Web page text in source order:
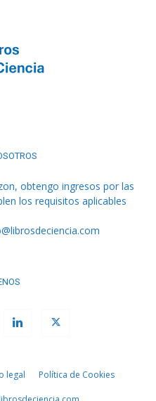
obtengo ingresos por las
los requisitos aplicables
legal Política de Cookies